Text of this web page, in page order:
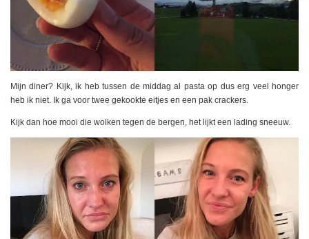
Mijn diner? Kijk, ik heb tussen de middag al pasta op dus erg veel honger
heb ik niet. Ik ga voor twee gekookte eitjes en een pak crackers.
Kijk dan hoe mooi die wolken tegen de bergen, het lijkt een lading sneeuw.